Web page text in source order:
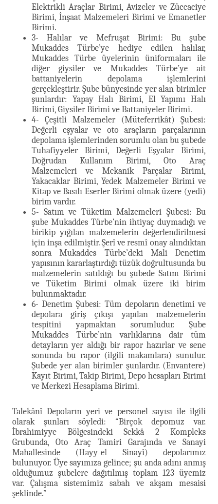
Elektrikli Araçlar Birimi, Avizeler ve Züccaciye
Birimi, İnşaat Malzemeleri Birimi ve Emanetler
Birimi.
3- Halılar ve Mefruşat Birimi: Bu şube
Mukaddes Türbe’ye hediye edilen halılar,
Mukaddes Türbe üyelerinin üniformaları ile
diğer giysiler ve Mukaddes Türbe’ye ait
battaniyelerin depolama işlemlerini
gerçekleştirir. Şube bünyesinde yer alan birimler
şunlardır: Yapay Halı Birimi, El Yapımı Halı
Birimi, Giysiler Birimi ve Battaniyeler Birimi.
4- Çeşitli Malzemeler (Müteferrikât) Şubesi:
Değerli eşyalar ve oto araçların parçalarının
depolama işlemlerinden sorumlu olan bu şubede
Tuhafiyyeler Birimi, Değerli Eşyalar Birimi,
Doğrudan Kullanım Birimi, Oto Araç
Malzemeleri ve Mekanik Parçalar Birimi,
Yakacaklar Birimi, Yedek Malzemeler Birimi ve
Kitap ve Basılı Eserler Birimi olmak üzere (yedi)
birim vardır.
5- Satım ve Tüketim Malzemeleri Şubesi: Bu
şube Mukaddes Türbe’nin ihtiyaç duymadığı ve
birikip yığılan malzemelerin değerlendirilmesi
için inşa edilmiştir. Şerî ve resmî onay alındıktan
sonra Mukaddes Türbe’deki Mali Denetim
yapısının kararlaştırdığı tüzük doğrultusunda bu
malzemelerin satıldığı bu şubede Satım Birimi
ve Tüketim Birimi olmak üzere iki birim
bulunmaktadır.
6- Denetim Şubesi: Tüm depoların denetimi ve
depolara giriş çıkışı yapılan malzemelerin
tespitini yapmaktan sorumludur. Şube
Mukaddes Türbe’nin varlıklarına dair tüm
detayların yer aldığı bir rapor hazırlar ve sene
sonunda bu rapor (ilgili makamlara) sunulur.
Şubede yer alan birimler şunlardır. (Envantere)
Kayıt Birimi, Takip Birimi, Depo hesapları Birimi
ve Merkezi Hesaplama Birimi.
Talekânî Depoların yeri ve personel sayısı ile ilgili
olarak şunları söyledi: “Birçok depomuz var.
İbrahimiyye Bölgesindeki Sekkâ 2 Kompleks
Grubunda, Oto Araç Tamiri Garajında ve Sanayi
Mahallesinde (Hayy-el Sinayî) depolarımız
bulunuyor. Üye sayımıza gelince; şu anda adını anmış
olduğumuz şubelere dağıtılmış toplam 123 üyemiz
var. Çalışma sistemimiz sabah ve akşam mesaisi
şeklinde.”